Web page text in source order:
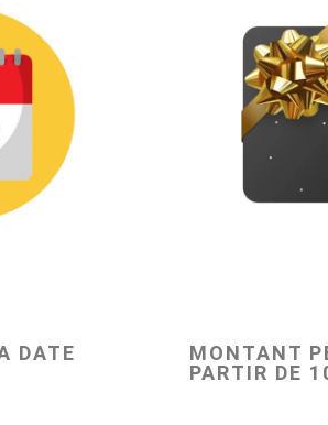
DATE
MONTANT
PARTIR DE